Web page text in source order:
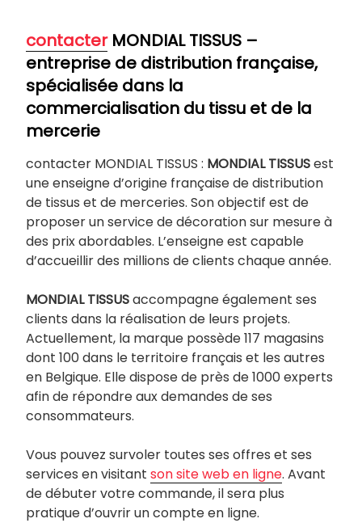
contacterMONDIAL TISSUS –
entreprise de distribution française,
spécialisée dans la
commercialisation du tissu et de la
mercerie
contacter MONDIAL TISSUS : MONDIAL TISSUSest
une enseigne d’origine française de distribution
de tissus et de merceries. Son objectif est de
proposer un service de décoration sur mesure à
des prix abordables. L’enseigne est capable
d’accueillir des millions de clients chaque année.
MONDIAL TISSUSaccompagne également ses
clients dans la réalisation de leurs projets.
Actuellement, la marque possède 117 magasins
dont 100 dans le territoire français et les autres
en Belgique. Elle dispose de près de 1000 experts
afin de répondre aux demandes de ses
consommateurs.
Vous pouvez survoler toutes ses offres et ses
services en visitant son site web en ligne. Avant
de débuter votre commande, il sera plus
pratique d’ouvrir un compte en ligne.